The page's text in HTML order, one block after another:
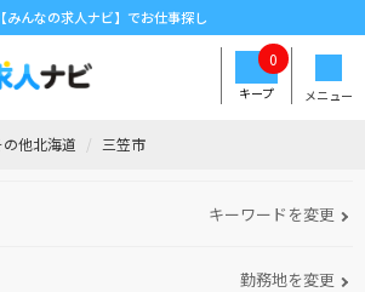
んなの求人ナビ】でお仕事探し
メニュー
キープ
0
の他北海道 三笠市
キーワードを変更
勤務地を変更